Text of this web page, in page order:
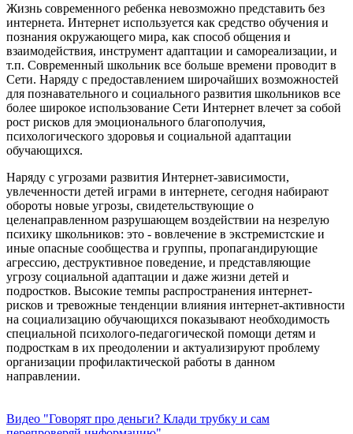
Жизнь современного ребенка невозможно представить без
интернета. Интернет используется как средство обучения и
познания окружающего мира, как способ общения и
взаимодействия, инструмент адаптации и самореализации, и
т.п. Современный школьник все больше времени проводит в
Сети. Наряду с предоставлением широчайших возможностей
для познавательного и социального развития школьников все
более широкое использование Сети Интернет влечет за собой
рост рисков для эмоционального благополучия,
психологического здоровья и социальной адаптации
обучающихся.
Наряду с угрозами развития Интернет-зависимости,
увлеченности детей играми в интернете, сегодня набирают
обороты новые угрозы, свидетельствующие о
целенаправленном разрушающем воздействии на незрелую
психику школьников: это - вовлечение в экстремистские и
иные опасные сообщества и группы, пропагандирующие
агрессию, деструктивное поведение, и представляющие
угрозу социальной адаптации и даже жизни детей и
подростков. Высокие темпы распространения интернет-
рисков и тревожные тенденции влияния интернет-активности
на социализацию обучающихся показывают необходимость
специальной психолого-педагогической помощи детям и
подросткам в их преодолении и актуализируют проблему
организации профилактической работы в данном
направлении.
Видео "Говорят про деньги? Клади трубку и сам